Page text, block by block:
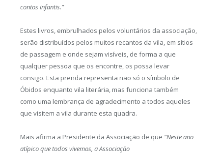
contos infantis.”
Estes livros, embrulhados pelos voluntários da associação,
serão distribuídos pelos muitos recantos da vila, em sítios
de passagem e onde sejam visíveis, de forma a que
qualquer pessoa que os encontre, os possa levar
consigo. Esta prenda representa não só o símbolo de
Óbidos enquanto vila literária, mas funciona também
como uma lembrança de agradecimento a todos aqueles
que visitem a vila durante esta quadra.
Mais afirma a Presidente da Associação de que “Neste ano
atípico que todos vivemos, a Associação